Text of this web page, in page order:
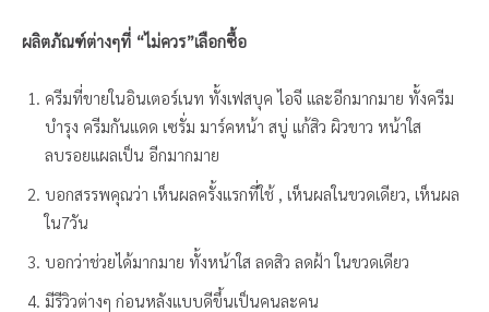
ผลิตภัณฑ์ต่างๆที่ “ไม่ควร”เลือกซื้อ
ครีมที่ขายในอินเตอร์เนท ทั้งเฟสบุค ไอจี และอีกมากมาย ทั้งครีม
บำรุง ครีมกันแดด เซรั่ม มาร์คหน้า สบู่ แก้สิว ผิวขาว หน้าใส
ลบรอยแผลเป็น อีกมากมาย
บอกสรรพคุณว่า เห็นผลครั้งแรกที่ใช้ , เห็นผลในขวดเดียว, เห็นผล
ใน7วัน
บอกว่าช่วยได้มากมาย ทั้งหน้าใส ลดสิว ลดฝ้า ในขวดเดียว
มีรีวิวต่างๆ ก่อนหลังแบบดีขึ้นเป็นคนละคน